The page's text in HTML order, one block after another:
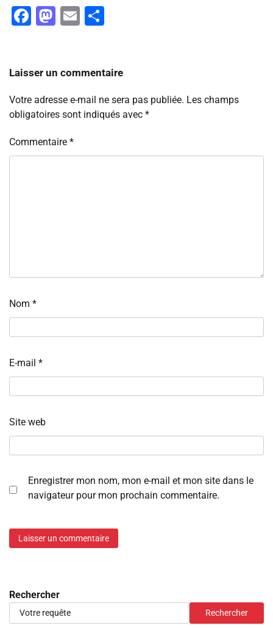
Facebook
Mastodon
Email
Laisser un commentaire
Votre adresse e-mail ne sera pas publiée. Les champs
obligatoires sont indiqués avec *
Commentaire *
Nom *
E-mail *
Site web
Enregistrer mon nom, mon e-mail et mon site dans le
navigateur pour mon prochain commentaire.
Rechercher
Rechercher